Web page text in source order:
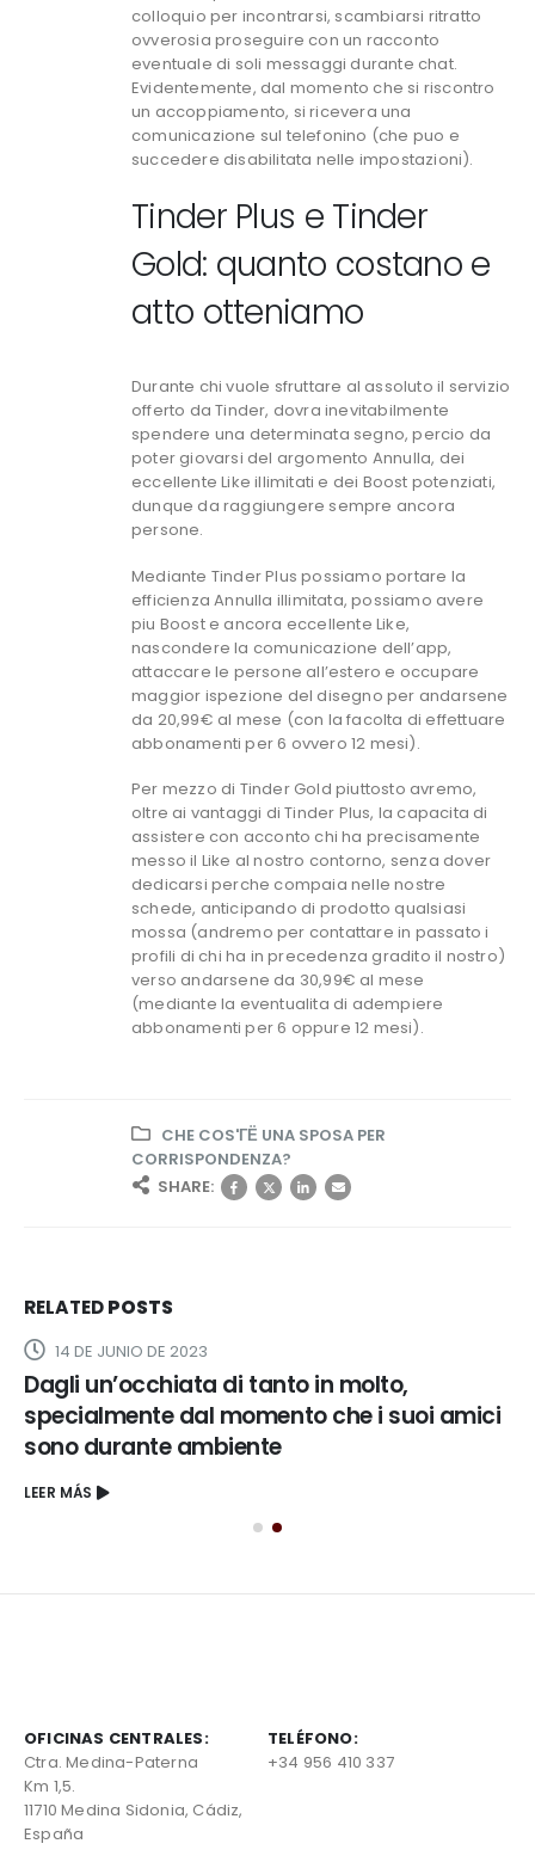
colloquio per incontrarsi, scambiarsi ritratto
ovverosia proseguire con un racconto
eventuale di soli messaggi durante chat.
Evidentemente, dal momento che si riscontro
un accoppiamento, si ricevera una
comunicazione sul telefonino (che puo e
succedere disabilitata nelle impostazioni).
Tinder Plus e Tinder
Gold: quanto costano e
atto otteniamo
Durante chi vuole sfruttare al assoluto il servizio
offerto da Tinder, dovra inevitabilmente
spendere una determinata segno, percio da
poter giovarsi del argomento Annulla, dei
eccellente Like illimitati e dei Boost potenziati,
dunque da raggiungere sempre ancora
persone.
Mediante Tinder Plus possiamo portare la
efficienza Annulla illimitata, possiamo avere
piu Boost e ancora eccellente Like,
nascondere la comunicazione dell’app,
attaccare le persone all’estero e occupare
maggior ispezione del disegno per andarsene
da 20,99€ al mese (con la facolta di effettuare
abbonamenti per 6 ovvero 12 mesi).
Per mezzo di Tinder Gold piuttosto avremo,
oltre ai vantaggi di Tinder Plus, la capacita di
assistere con acconto chi ha precisamente
messo il Like al nostro contorno, senza dover
dedicarsi perche compaia nelle nostre
schede, anticipando di prodotto qualsiasi
mossa (andremo per contattare in passato i
profili di chi ha in precedenza gradito il nostro)
verso andarsene da 30,99€ al mese
(mediante la eventualita di adempiere
abbonamenti per 6 oppure 12 mesi).
CHE COS'ГЁ UNA SPOSA PER
CORRISPONDENZA?
SHARE:
RELATEDPOSTS
14 DE JUNIO DE 2023
Dagli un’occhiata di tanto in molto,
specialmente dal momento che i suoi amici
sono durante ambiente
LEER MÁS
OFICINAS CENTRALES:
Ctra. Medina-Paterna
Km 1,5.
11710 Medina Sidonia, Cádiz,
España
TELÉFONO:
+34 956 410 337